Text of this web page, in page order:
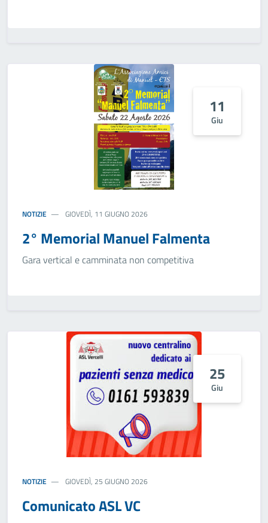
11
Giu
NOTIZIE GIOVEDÌ, 11 GIUGNO 2026
2° Memorial Manuel Falmenta
Gara vertical e camminata non competitiva
25
Giu
NOTIZIE GIOVEDÌ, 25 GIUGNO 2026
Comunicato ASL VC